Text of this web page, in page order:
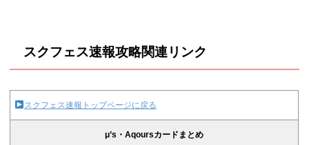
スクフェス速報攻略関連リンク
スクフェス速報トップページに戻る
μ’s・Aqoursカードまとめ